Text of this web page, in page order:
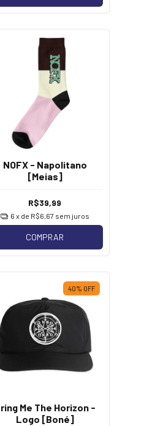
NOFX - Napolitano
[Meias]
R$39,99
6 x de R$6,67 sem juros
COMPRAR
40% OFF
Me The Horizon -
Logo [Boné]